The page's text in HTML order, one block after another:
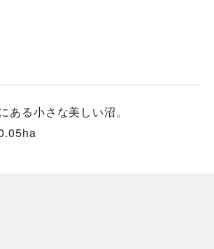
ある小さな美しい沼。